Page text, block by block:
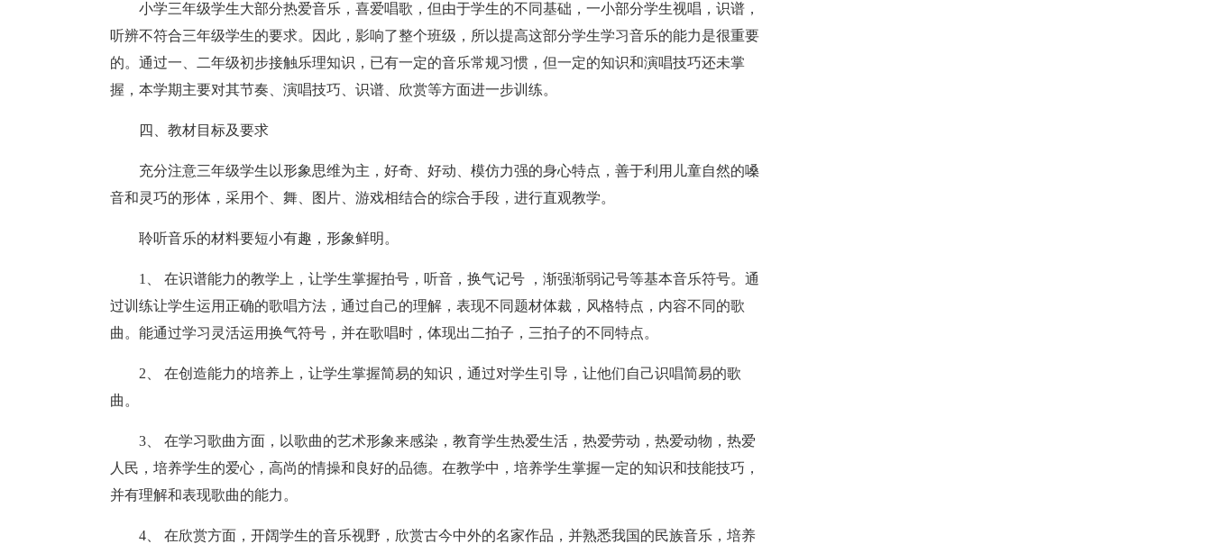
小学三年级学生大部分热爱音乐，喜爱唱歌，但由于学生的不同基础，一小部分学生视唱，识谱，
听辨不符合三年级学生的要求。因此，影响了整个班级，所以提高这部分学生学习音乐的能力是很重要
的。通过一、二年级初步接触乐理知识，已有一定的音乐常规习惯，但一定的知识和演唱技巧还未掌
握，本学期主要对其节奏、演唱技巧、识谱、欣赏等方面进一步训练。
四、教材目标及要求
充分注意三年级学生以形象思维为主，好奇、好动、模仿力强的身心特点，善于利用儿童自然的嗓
音和灵巧的形体，采用个、舞、图片、游戏相结合的综合手段，进行直观教学。
聆听音乐的材料要短小有趣，形象鲜明。
1、 在识谱能力的教学上，让学生掌握拍号，听音，换气记号 ，渐强渐弱记号等基本音乐符号。通
过训练让学生运用正确的歌唱方法，通过自己的理解，表现不同题材体裁，风格特点，内容不同的歌
曲。能通过学习灵活运用换气符号，并在歌唱时，体现出二拍子，三拍子的不同特点。
2、 在创造能力的培养上，让学生掌握简易的知识，通过对学生引导，让他们自己识唱简易的歌
曲。
3、 在学习歌曲方面，以歌曲的艺术形象来感染，教育学生热爱生活，热爱劳动，热爱动物，热爱
人民，培养学生的爱心，高尚的情操和良好的品德。在教学中，培养学生掌握一定的知识和技能技巧，
并有理解和表现歌曲的能力。
4、 在欣赏方面，开阔学生的音乐视野，欣赏古今中外的名家作品，并熟悉我国的民族音乐，培养